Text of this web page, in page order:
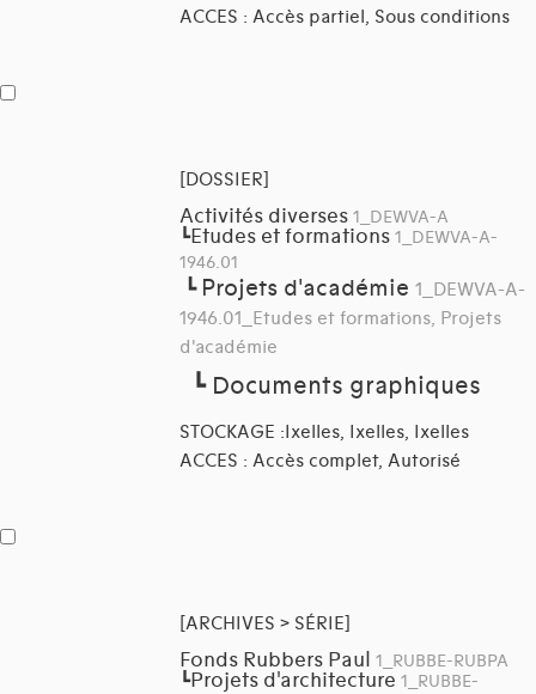
ACCES : Accès partiel, Sous conditions
[DOSSIER]
Activités diverses 1_DEWVA-A
┗Etudes et formations 1_DEWVA-A-
1946.01
┗ Projets d'académie 1_DEWVA-A-
1946.01_Etudes et formations, Projets
d'académie
┗Documents graphiques
STOCKAGE :Ixelles, Ixelles, Ixelles
ACCES : Accès complet, Autorisé
[ARCHIVES > SÉRIE]
Fonds Rubbers Paul 1_RUBBE-RUBPA
┗Projets d'architecture 1_RUBBE-